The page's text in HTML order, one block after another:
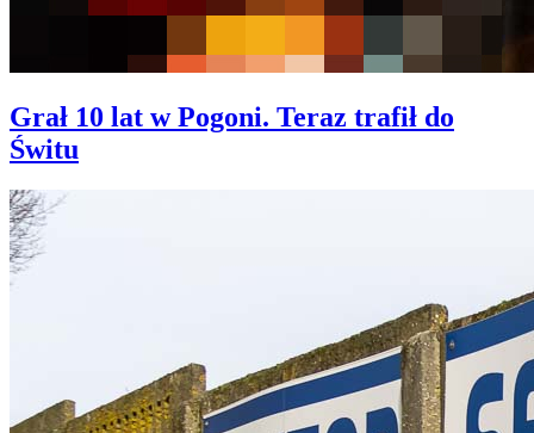
Grał 10 lat w Pogoni. Teraz trafił do
Świtu